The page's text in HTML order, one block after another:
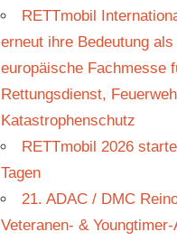
RETTmobil
erneut ihre Bedeutung
europäische Fachmesse
Rettungsdienst,
Katastrophenschutz
RETTmobil 2026
Tagen
21. ADAC / DMC
Veteranen- &